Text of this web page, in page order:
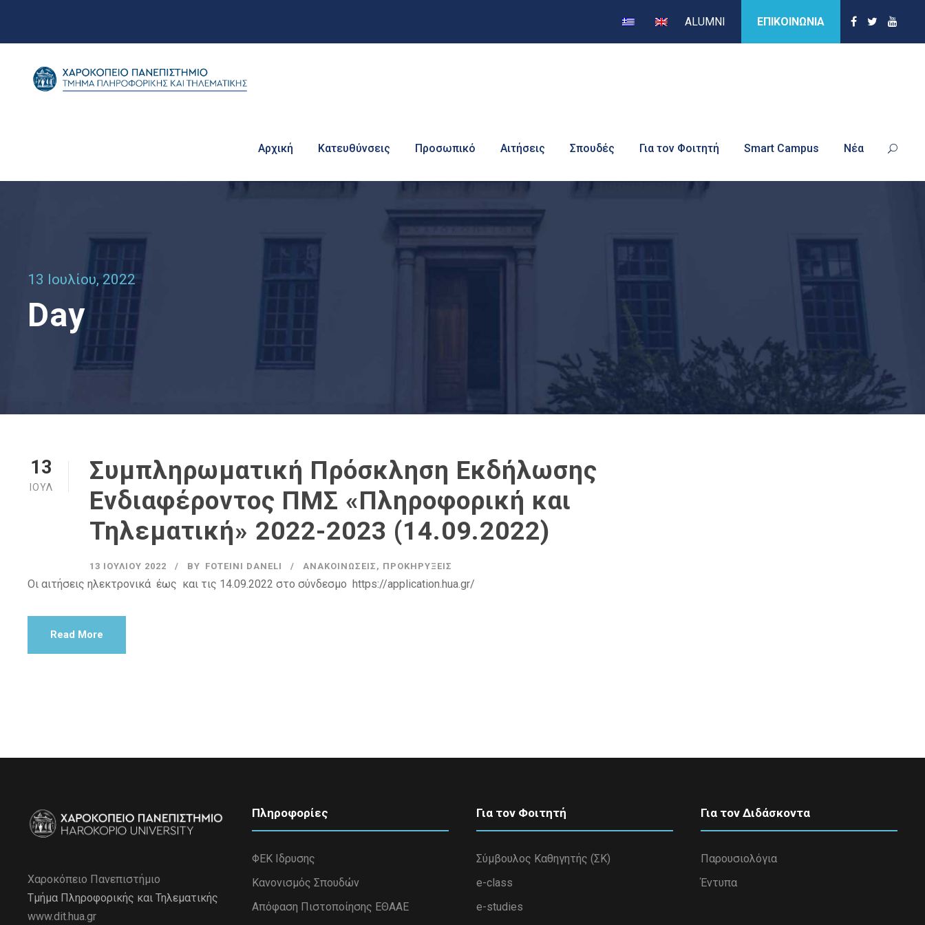
ALUMNI ΕΠΙΚΟΙΝΩΝΙΑ
Αρχική Κατευθύνσεις Προσωπικό Αιτήσεις Σπουδές Για τον Φοιτητή Smart Campus Νέα
13 Ιουλίου, 2022
Day
13
ΙΟΎΛ
Συμπληρωματική Πρόσκληση Εκδήλωσης
Ενδιαφέροντος ΠΜΣ «Πληροφορική και
Τηλεματική» 2022-2023 (14.09.2022)
13 ΙΟΥΛΊΟΥ 2022 BY FOTEINI DANELI ΑΝΑΚΟΙΝΏΣΕΙΣ , ΠΡΟΚΗΡΎΞΕΙΣ
Οι αιτήσεις ηλεκτρονικά έως και τις 14.09.2022 στο σύνδεσμο https://application.hua.gr/
Read More
Χαροκόπειο Πανεπιστήμιο
Τμήμα Πληροφορικής και Τηλεματικής
www.dit.hua.gr
Πληροφορίες
ΦΕΚ Ιδρυσης
Κανονισμός Σπουδών
Απόφαση Πιστοποίησης ΕΘΑΑΕ
Για τον Φοιτητή
Σύμβουλος Καθηγητής (ΣΚ)
e-class
e-studies
Για τον Διδάσκοντα
Παρουσιολόγια
Έντυπα